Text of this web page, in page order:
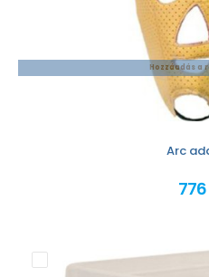
Hozzáadás a
Arc